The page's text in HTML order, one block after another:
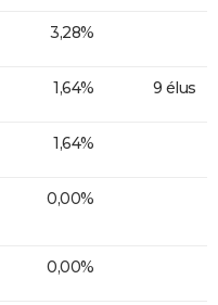
3,28%
1,64% 9 élus
1,64%
0,00%
0,00%